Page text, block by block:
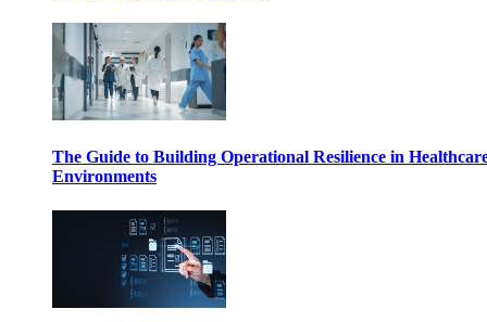
The Guide to Building Operational Resilience in
Environments